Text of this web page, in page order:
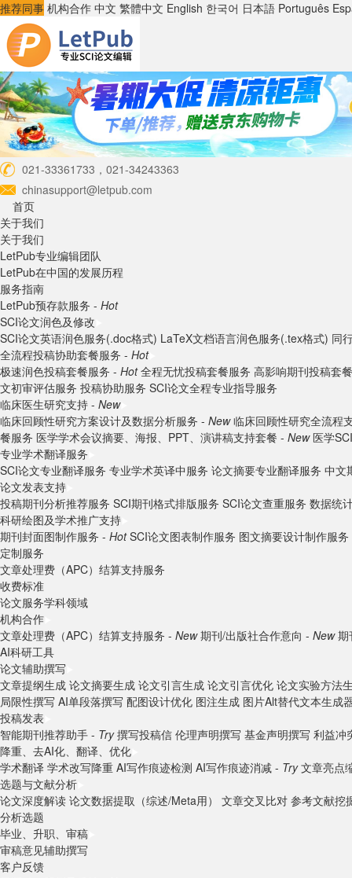
推荐同事 机构合作 中文 繁體中文 English 한국어 日本語 Português
021-33361733，021-34243363
chinasupport@letpub.com
首页
关于我们
关于我们
LetPub专业编辑团队
LetPub在中国的发展历程
服务指南
LetPub预存款服务 - Hot
SCI论文润色及修改
SCI论文英语润色服务(.doc格式) LaTeX文档语言润色服务(.tex格式) 同
全流程投稿协助套餐服务 - Hot
极速润色投稿套餐服务 - Hot 全程无忧投稿套餐服务 高影响期刊投稿套
文初审评估服务 投稿协助服务 SCI论文全程专业指导服务
临床医生研究支持 - New
临床回顾性研究方案设计及数据分析服务 - New 临床回顾性研究全流程
餐服务 医学学术会议摘要、海报、PPT、演讲稿支持套餐 - New 医学
专业学术翻译服务
SCI论文专业翻译服务 专业学术英译中服务 论文摘要专业翻译服务 中文
论文发表支持
投稿期刊分析推荐服务 SCI期刊格式排版服务 SCI论文查重服务 数据统
科研绘图及学术推广支持
期刊封面图制作服务 - Hot SCI论文图表制作服务 图文摘要设计制作服务
定制服务
文章处理费（APC）结算支持服务
收费标准
论文服务学科领域
机构合作
文章处理费（APC）结算支持服务 - New 期刊/出版社合作意向 - New
AI科研工具
论文辅助撰写
文章提纲生成 论文摘要生成 论文引言生成 论文引言优化 论文实验方法
局限性撰写 AI单段落撰写 配图设计优化 图注生成 图片Alt替代文本生成
投稿发表
智能期刊推荐助手 - Try 撰写投稿信 伦理声明撰写 基金声明撰写 利益冲
降重、去AI化、翻译、优化
学术翻译 学术改写降重 AI写作痕迹检测 AI写作痕迹消减 - Try 文章亮点
选题与文献分析
论文深度解读 论文数据提取（综述/Meta用） 文章交叉比对 参考文献挖
分析选题
毕业、升职、审稿
审稿意见辅助撰写
客户反馈